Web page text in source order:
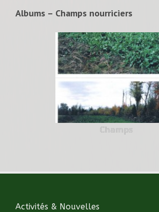
Albums – Champs nourriciers
Champs
Activités & Nouvelles